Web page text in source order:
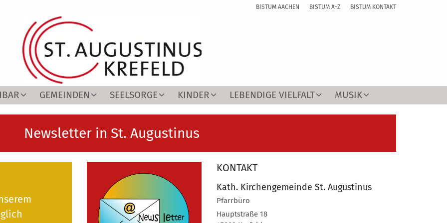
BISTUM AACHEN BISTUM A-Z BISTUM KONTAKT
GEMEINDEN SEELSORGE KINDER LEBENDIGE VIELFALT MUSIK
Newsletter in St. Augustinus
KONTAKT
Kath. Kirchengemeinde St. Augustinus
Pfarrbüro
Hauptstraße 18